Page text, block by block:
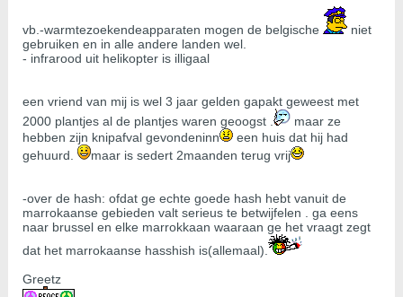
vb.-warmtezoekendeapparaten mogen de belgische
niet
gebruiken en in alle andere landen wel.
- infrarood uit helikopter is illigaal
een vriend van mij is wel 3 jaar gelden gapakt geweest met
2000 plantjes al de plantjes waren geoogst .
maar ze
hebben zijn knipafval gevondeninn
een huis dat hij had
gehuurd.
maar is sedert 2maanden terug vrij
-over de hash: ofdat ge echte goede hash hebt vanuit de
marrokaanse gebieden valt serieus te betwijfelen . ga eens
naar brussel en elke marrokkaan waaraan ge het vraagt zegt
dat het marrokaanse hasshish is(allemaal).
Greetz